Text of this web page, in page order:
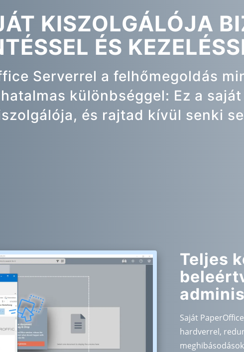
KISZOLGÁLÓJA
ÉS
Serverrel a felhőmegoldás
különbséggel: Ez a
és rajtad kívül senki
Teljes
Saját
hardverrel,